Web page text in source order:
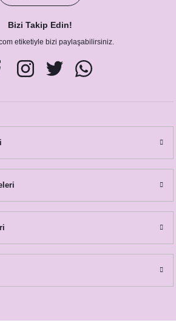
Bizi Takip Edin!
etiketiyle bizi paylaşabilirsiniz.